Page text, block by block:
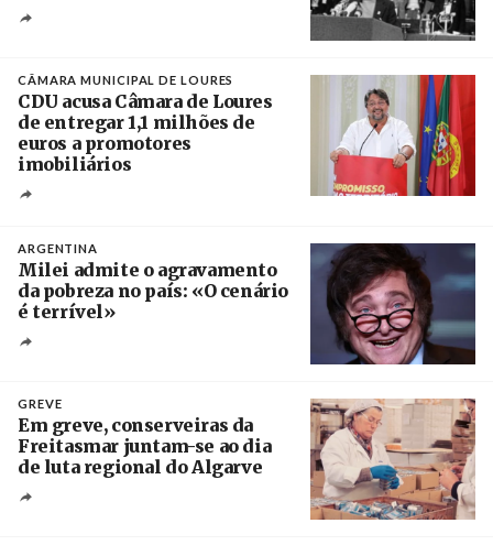
CÂMARA MUNICIPAL DE LOURES
CDU acusa Câmara de Loures
de entregar 1,1 milhões de
euros a promotores
imobiliários
ARGENTINA
Milei admite o agravamento
da pobreza no país: «O cenário
é terrível»
GREVE
Em greve, conserveiras da
Freitasmar juntam-se ao dia
de luta regional do Algarve